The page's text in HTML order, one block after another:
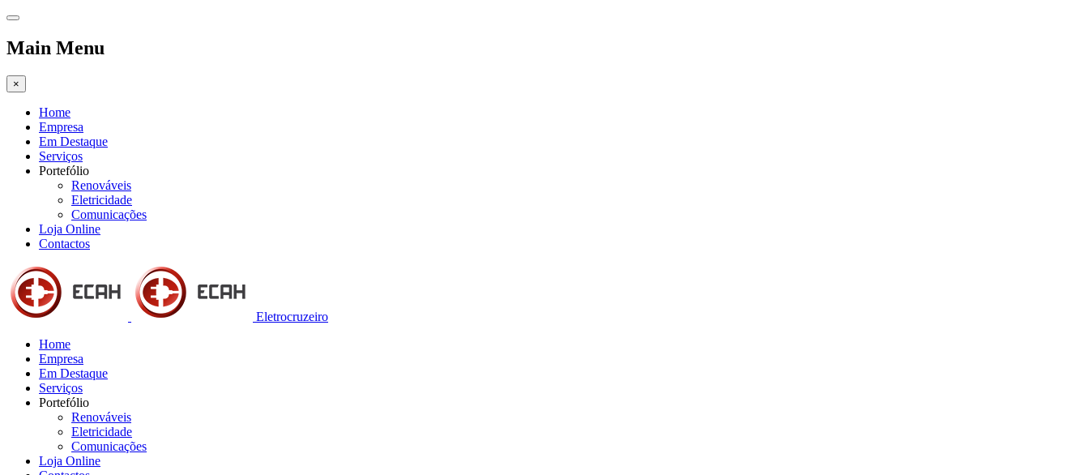
Main Menu
×
Home
Empresa
Em Destaque
Serviços
Portefólio
Renováveis
Eletricidade
Comunicações
Loja Online
Contactos
Eletrocruzeiro
Home
Empresa
Em Destaque
Serviços
Portefólio
Renováveis
Eletricidade
Comunicações
Loja Online